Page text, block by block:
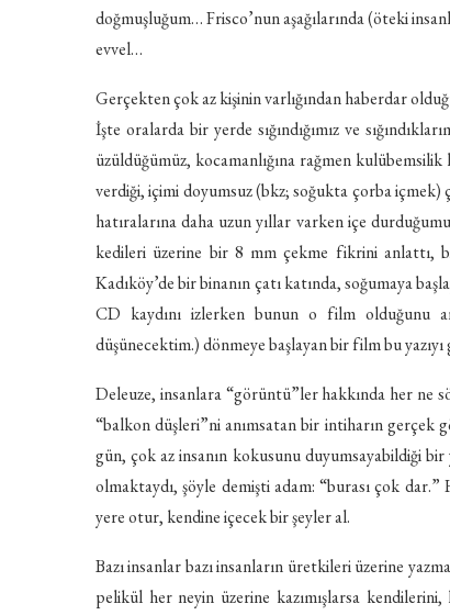
doğmuşluğum… Frisco’nun aşağılarında (öteki
evvel…
Gerçekten çok az kişinin varlığından haberdar
İşte oralarda bir yerde sığındığımız ve
üzüldüğümüz, kocamanlığına rağmen
verdiği, içimi doyumsuz (bkz; soğukta çorba içmek)
hatıralarına daha uzun yıllar varken içe
kedileri üzerine bir 8 mm çekme fikrini anlattı,
Kadıköy’de bir binanın çatı katında, soğumaya
CD kaydını izlerken bunun o film olduğunu
düşünecektim.) dönmeye başlayan bir film bu
Deleuze, insanlara “görüntü”ler hakkında her ne
“balkon düşleri”ni anımsatan bir intiharın gerçek
gün, çok az insanın kokusunu duyumsayabildiği
olmaktaydı, şöyle demişti adam: “burası çok
yere otur, kendine içecek bir şeyler al.
Bazı insanlar bazı insanların üretkileri üzerine
pelikül her neyin üzerine kazımışlarsa